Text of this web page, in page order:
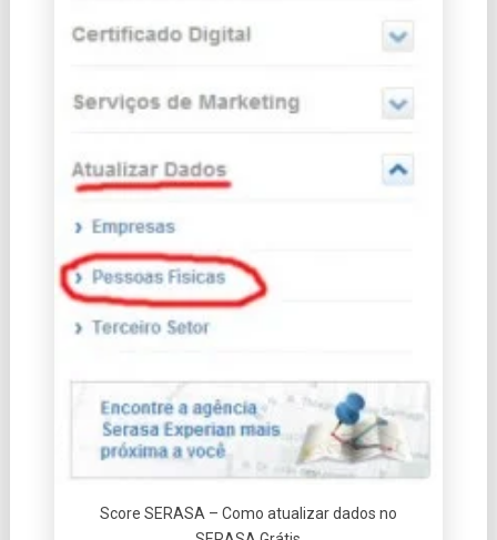
Score SERASA – Como atualizar dados no